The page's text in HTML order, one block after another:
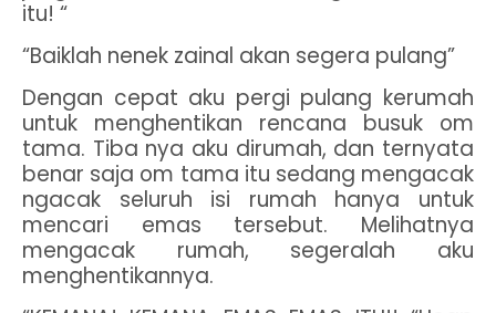
itu! “
“Baiklah nenek zainal akan segera pulang”
Dengan cepat aku pergi pulang kerumah
untuk menghentikan rencana busuk om
tama. Tiba nya aku dirumah, dan ternyata
benar saja om tama itu sedang mengacak
ngacak seluruh isi rumah hanya untuk
mencari emas tersebut. Melihatnya
mengacak rumah, segeralah aku
menghentikannya.